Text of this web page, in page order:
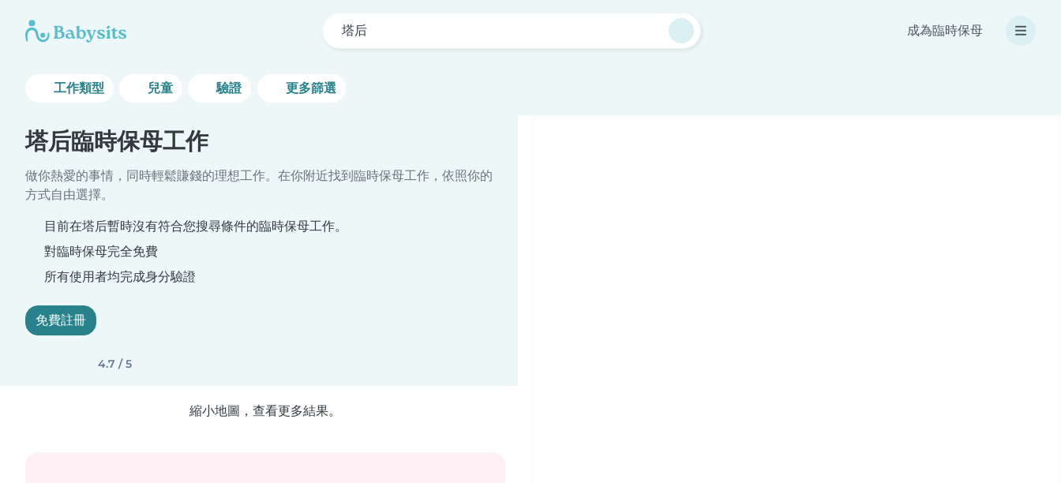
塔后 成為臨時保母
工作類型 兒童 驗證 更多篩選
塔后臨時保母工作
做你熱愛的事情，同時輕鬆賺錢的理想工作。在你附近找到臨時保母工作，依照你的
方式自由選擇。
目前在塔后暫時沒有符合您搜尋條件的臨時保母工作。
對臨時保母完全免費
所有使用者均完成身分驗證
免費註冊
4.7 / 5
縮小地圖，查看更多結果。